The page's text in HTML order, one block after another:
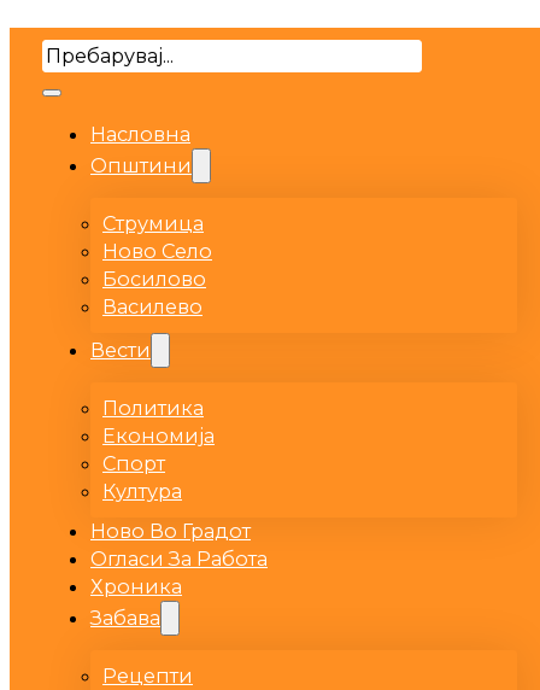
Search
Насловна
Општини
Струмица
Ново Село
Босилово
Василево
Вести
Политика
Економија
Спорт
Култура
Ново Во Градот
Огласи За Работа
Хроника
Забава
Рецепти